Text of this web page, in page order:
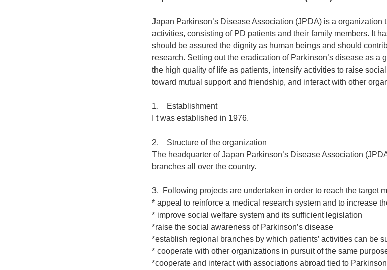
Japan Parkinson’s Disease Association (JPDA) is a organization
activities, consisting of PD patients and their family members. It
should be assured the dignity as human beings and should
research. Setting out the eradication of Parkinson’s disease as a
the high quality of life as patients, intensify activities to raise
toward mutual support and friendship, and interact with other
1. Establishment
I t was established in 1976.
2. Structure of the organization
The headquarter of Japan Parkinson’s Disease Association
branches all over the country.
3. Following projects are undertaken in order to reach the target
* appeal to reinforce a medical research system and to increase
* improve social welfare system and its sufficient legislation
*raise the social awareness of Parkinson’s disease
*establish regional branches by which patients’ activities can be
* cooperate with other organizations in pursuit of the same
*cooperate and interact with associations abroad tied to